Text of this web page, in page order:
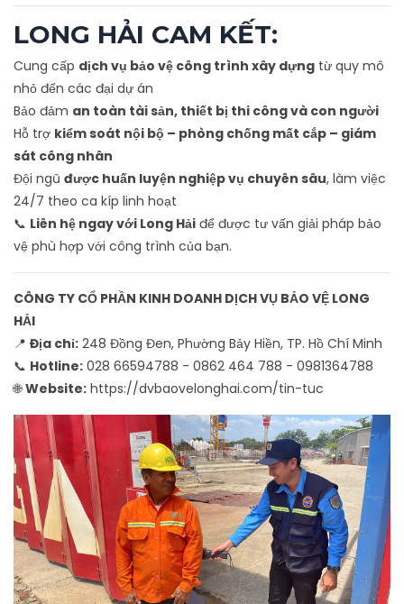
LONG HẢI CAM KẾT:
Cung cấp dịch vụ bảo vệ công trình xây dựng từ quy mô
nhỏ đến các đại dự án
Bảo đảm an toàn tài sản, thiết bị thi công và con người
Hỗ trợ kiểm soát nội bộ – phòng chống mất cắp – giám
sát công nhân
Đội ngũ được huấn luyện nghiệp vụ chuyên sâu, làm việc
24/7 theo ca kíp linh hoạt
📞 Liên hệ ngay với Long Hải để được tư vấn giải pháp bảo
vệ phù hợp với công trình của bạn.
CÔNG TY CỔ PHẦN KINH DOANH DỊCH VỤ BẢO VỆ LONG
HẢI
📍 Địa chỉ: 248 Đồng Đen, Phường Bảy Hiền, TP. Hồ Chí Minh
📞 Hotline: 028 66594788 - 0862 464 788 - 0981364788
🌐Website: https://dvbaovelonghai.com/tin-tuc